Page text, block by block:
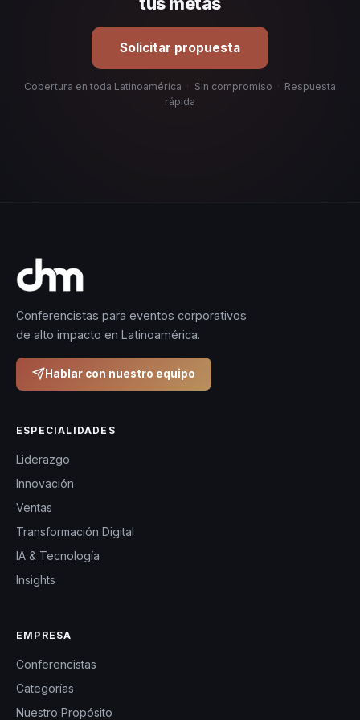
Solicitar propuesta
Cobertura en toda Latinoamérica · Sin compromiso · Respuesta
rápida
Conferencistas para eventos corporativos
de alto impacto en Latinoamérica.
Hablar con nuestro equipo
ESPECIALIDADES
Liderazgo
Innovación
Ventas
Transformación Digital
IA & Tecnología
Insights
EMPRESA
Conferencistas
Categorías
Nuestro Propósito